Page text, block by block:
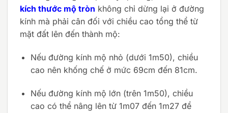
kích thước mộ tròn không chỉ dừng lại ở đường
kính mà phải cân đối với chiều cao tổng thể từ
mặt đất lên đến thành mộ:
Nếu đường kính mộ nhỏ (dưới 1m50), chiều
cao nên khống chế ở mức 69cm đến 81cm.
Nếu đường kính mộ lớn (trên 1m50), chiều
cao có thể nâng lên từ 1m07 đến 1m27 để